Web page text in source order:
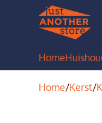
Home
Home/Kerst/